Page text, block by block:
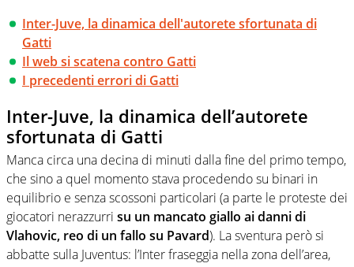
Inter-Juve, la dinamica dell'autorete sfortunata di
Gatti
Il web si scatena contro Gatti
I precedenti errori di Gatti
Inter-Juve, la dinamica dell’autorete
sfortunata di Gatti
Manca circa una decina di minuti dalla fine del primo tempo,
che sino a quel momento stava procedendo su binari in
equilibrio e senza scossoni particolari (a parte le proteste dei
giocatori nerazzurri su un mancato giallo ai danni di
Vlahovic, reo di un fallo su Pavard). La sventura però si
abbatte sulla Juventus: l’Inter fraseggia nella zona dell’area,